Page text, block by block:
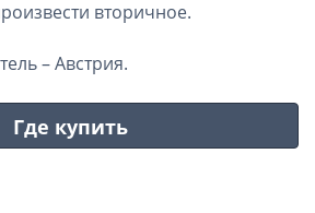
вторичное.
– Австрия.
Где купить